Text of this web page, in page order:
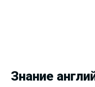
Знание